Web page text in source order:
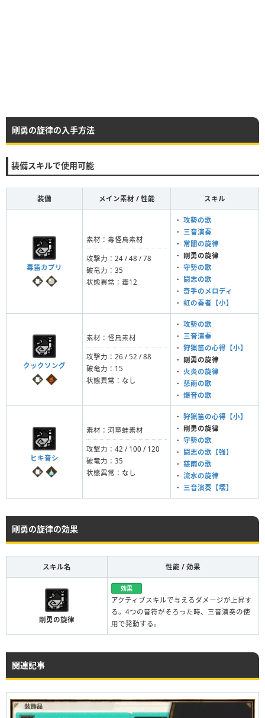
剛勇の旋律の入手方法
装備スキルで使用可能
装備 メイン素材 / 性能 スキル
毒笛カプリ
素材：毒怪鳥素材
攻撃力：24 / 48 / 78
破竜力：35
状態異常：毒12
・ 攻勢の歌
・ 三音演奏
・ 常闇の旋律
・ 剛勇の旋律
・ 守勢の歌
・ 闘志の歌
・ 奇手のメロディ
・ 虹の奏者【小】
クックソング
素材：怪鳥素材
攻撃力：26 / 52 / 88
破竜力：15
状態異常：なし
・ 攻勢の歌
・ 三音演奏
・ 狩猟笛の心得【小】
・ 剛勇の旋律
・ 火炎の旋律
・ 慈雨の歌
・ 爆音の歌
ヒキ音シ
素材：河童蛙素材
攻撃力：42 / 100 / 120
破竜力：35
状態異常：なし
・ 狩猟笛の心得【小】
・ 剛勇の旋律
・ 守勢の歌
・ 闘志の歌【強】
・ 慈雨の歌
・ 流水の旋律
・ 三音演奏【壊】
剛勇の旋律の効果
スキル名 性能 / 効果
剛勇の旋律
効果
アクティブスキルで与えるダメージが上昇す
る。4つの音符がそろった時、三音演奏の使
用で発動する。
関連記事